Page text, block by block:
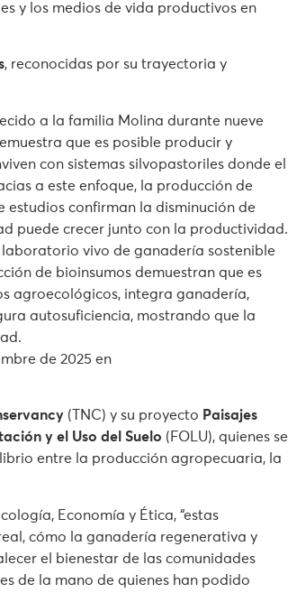
y los medios de vida productivos en
, reconocidas por su trayectoria y
a la familia Molina durante nueve
que es posible producir y
con sistemas silvopastoriles donde el
a este enfoque, la producción de
estudios confirman la disminución de
puede crecer junto con la productividad.
laboratorio vivo de ganadería sostenible
de bioinsumos demuestran que es
agroecológicos, integra ganadería,
autosuficiencia, mostrando que la
de 2025 en
(TNC) y su proyecto Paisajes
y el Uso del Suelo (FOLU), quienes se
entre la producción agropecuaria, la
Economía y Ética, “estas
cómo la ganadería regenerativa y
el bienestar de las comunidades
de la mano de quienes han podido